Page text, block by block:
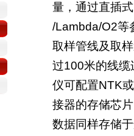
量，通过直插
/Lambda/O2等
取样管线及取
过100米的线缆
仪可配置NTK
接器的存储芯
数据同样存储